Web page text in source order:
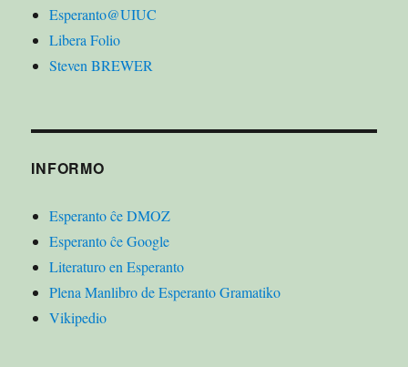
Esperanto@UIUC
Libera Folio
Steven BREWER
INFORMO
Esperanto ĉe DMOZ
Esperanto ĉe Google
Literaturo en Esperanto
Plena Manlibro de Esperanto Gramatiko
Vikipedio